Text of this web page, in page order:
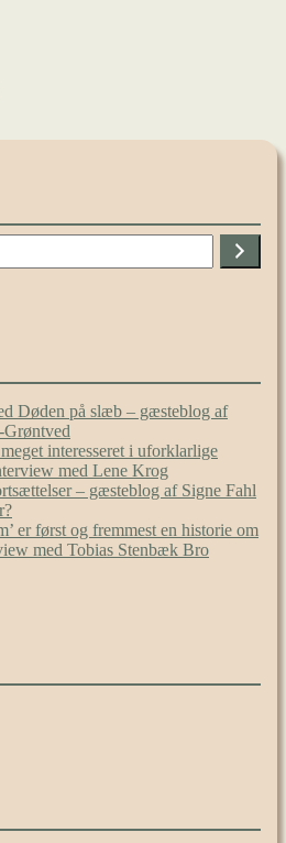
Døden på slæb – gæsteblog af
interesseret i uforklarlige
med Lene Krog
– gæsteblog af Signe Fahl
er først og fremmest en historie om
med Tobias Stenbæk Bro